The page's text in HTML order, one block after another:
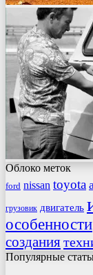
Облоко меток
ford nissan toyota
грузовик двигатель
особенности
создания
Популярные